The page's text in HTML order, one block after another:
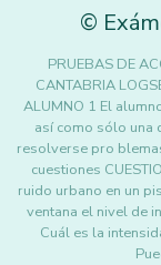
©
PRUEBAS DE
CANTABRIA
ALUMNO 1 El
así como sólo una
resolverse pro
cuestiones
ruido urbano en un
ventana el nivel de
Cuál es la